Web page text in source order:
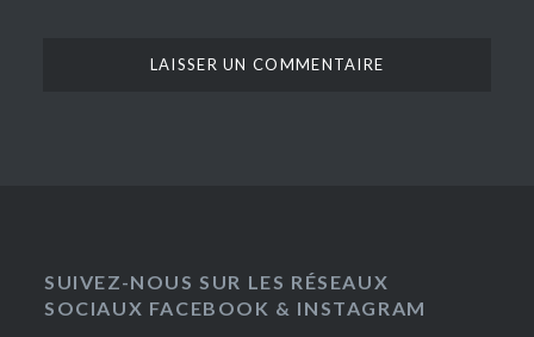
SUIVEZ-NOUS SUR LES RÉSEAUX
SOCIAUX FACEBOOK & INSTAGRAM